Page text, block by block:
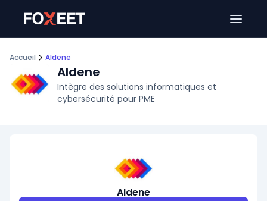
Accueil Aldene
Aldene
Intègre des solutions informatiques et
cybersécurité pour PME
Aldene